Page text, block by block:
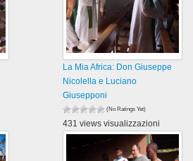
La Mia Africa: Don Giuseppe
Nicolella e Luciano
Giusepponi
(No Ratings Yet)
431 views visualizzazioni